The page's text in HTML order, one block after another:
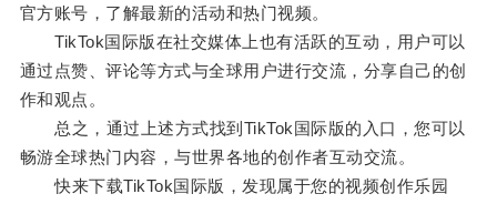
官方账号，了解最新的活动和热门视频。
TikTok国际版在社交媒体上也有活跃的互动，用户可以
通过点赞、评论等方式与全球用户进行交流，分享自己的创
作和观点。
总之，通过上述方式找到TikTok国际版的入口，您可以
畅游全球热门内容，与世界各地的创作者互动交流。
快来下载TikTok国际版，发现属于您的视频创作乐园